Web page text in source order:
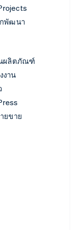
พัฒนา
ผลิตภัณฑ์
งาน
ยขาย